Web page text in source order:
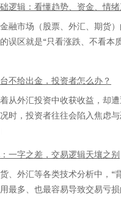
逻辑：看懂趋势、资金、情
融市场（股票、外汇、期货）
误区就是“只看涨跌、不看
不给出金，投资者怎么办？
从外汇投资中收获收益，却
时，投资者往往会陷入焦虑
一字之差，交易逻辑天壤之别
、外汇等各类技术分析中，“
最多、也最容易导致交易亏损